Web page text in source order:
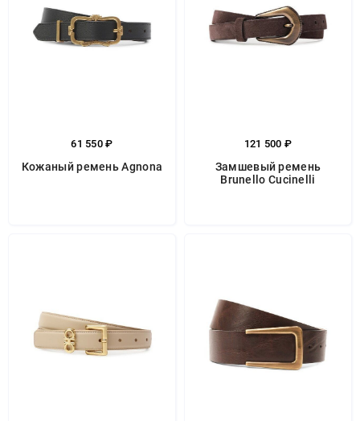
61 550 ₽
Кожаный ремень Agnona
121 500 ₽
Замшевый ремень
Brunello Cucinelli